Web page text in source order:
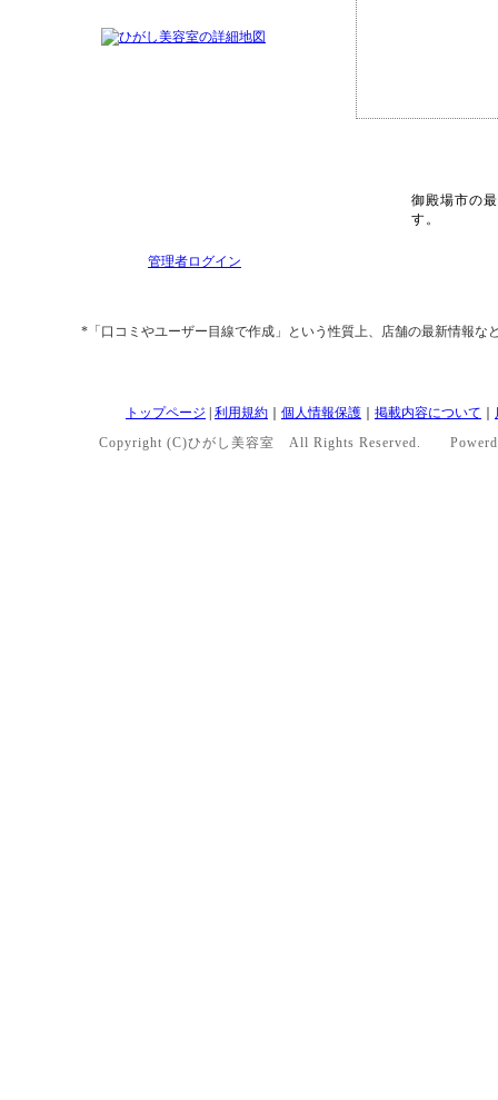
管理者ログイン
御殿場市の
す。
*「口コミやユーザー目線で作成」という性質上、店舗の最新情報
トップページ 利用規約 個人情報保護 掲載内容について
Copyright (C)ひがし美容室 All Rights Reserved.